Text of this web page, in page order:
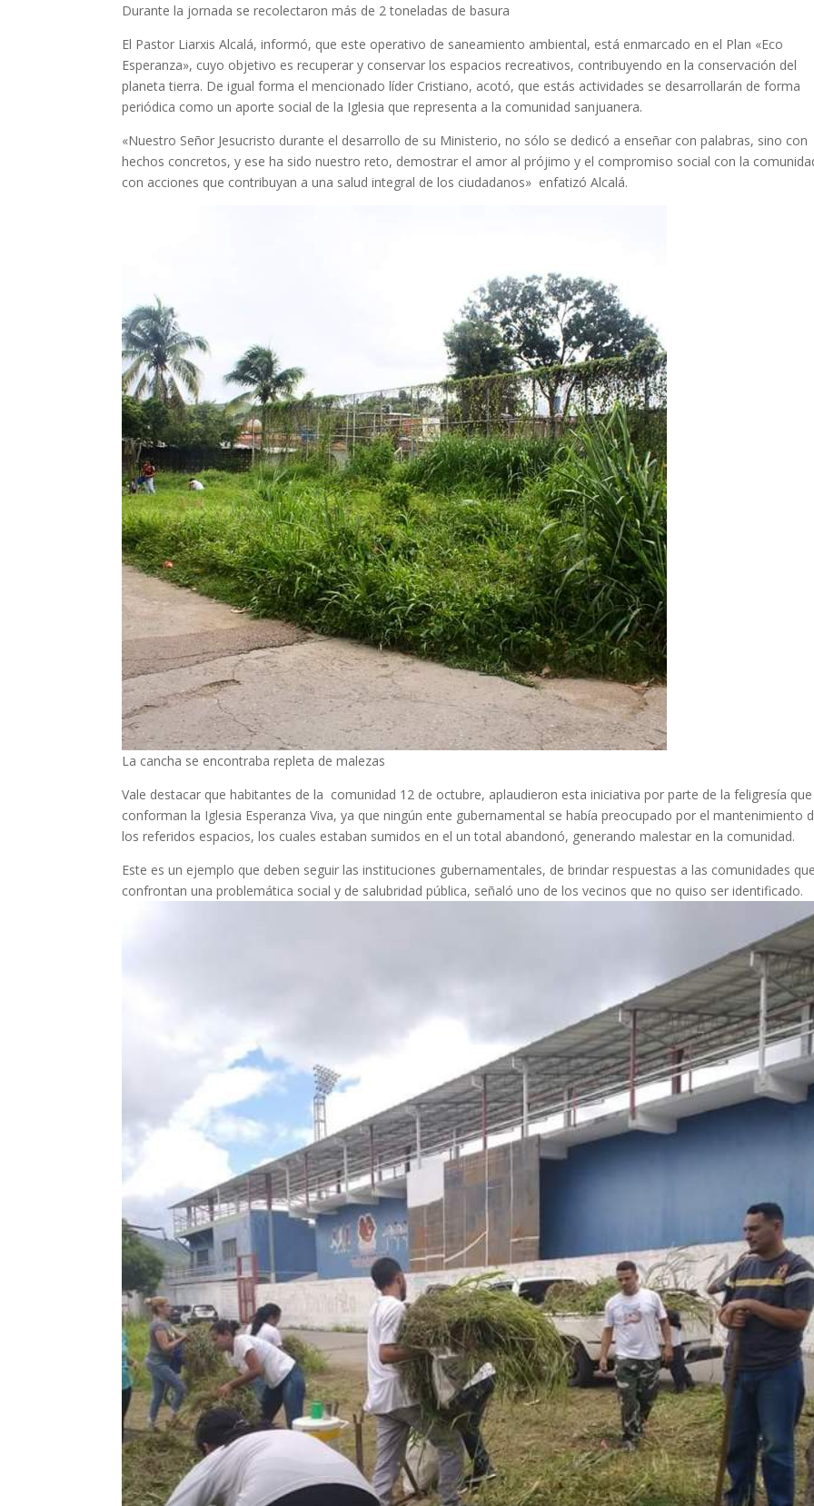
Durante la jornada se recolectaron más de 2 toneladas de basura
El Pastor Liarxis Alcalá, informó, que este operativo de saneamiento ambiental, está enmarcado en el Plan «Eco
Esperanza», cuyo objetivo es recuperar y conservar los espacios recreativos, contribuyendo en la conservación del
planeta tierra. De igual forma el mencionado líder Cristiano, acotó, que estás actividades se desarrollarán de forma
periódica como un aporte social de la Iglesia que representa a la comunidad sanjuanera.
«Nuestro Señor Jesucristo durante el desarrollo de su Ministerio, no sólo se dedicó a enseñar con palabras, sino con
hechos concretos, y ese ha sido nuestro reto, demostrar el amor al prójimo y el compromiso social con la
con acciones que contribuyan a una salud integral de los ciudadanos» enfatizó Alcalá.
La cancha se encontraba repleta de malezas
Vale destacar que habitantes de la comunidad 12 de octubre, aplaudieron esta iniciativa por parte de la feligresía que
conforman la Iglesia Esperanza Viva, ya que ningún ente gubernamental se había preocupado por el mantenimiento
los referidos espacios, los cuales estaban sumidos en el un total abandonó, generando malestar en la comunidad.
Este es un ejemplo que deben seguir las instituciones gubernamentales, de brindar respuestas a las comunidades
confrontan una problemática social y de salubridad pública, señaló uno de los vecinos que no quiso ser identificado.